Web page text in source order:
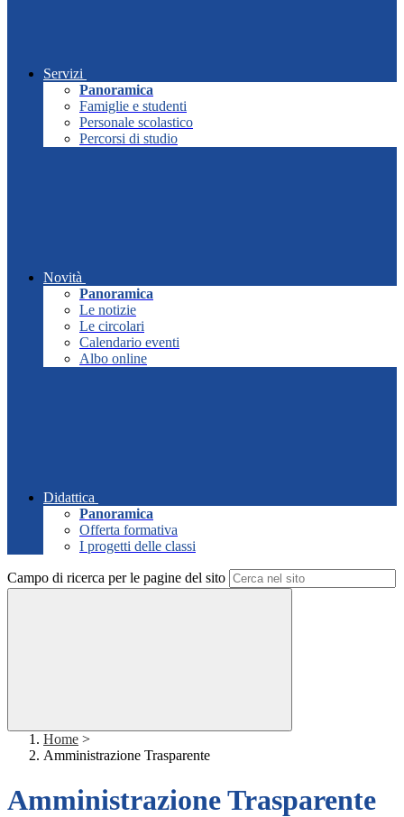
Servizi
Panoramica
Famiglie e studenti
Personale scolastico
Percorsi di studio
Novità
Panoramica
Le notizie
Le circolari
Calendario eventi
Albo online
Didattica
Panoramica
Offerta formativa
I progetti delle classi
Campo di ricerca per le pagine del sito
Home >
Amministrazione Trasparente
Amministrazione Trasparente